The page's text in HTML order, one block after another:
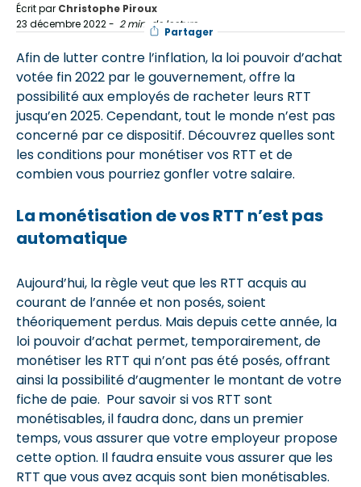
Écrit par Christophe Piroux
23 décembre 2022- 2 min. de lecture
Partager
Afin de lutter contre l’inflation, la loi pouvoir d’achat
votée fin 2022 par le gouvernement, offre la
possibilité aux employés de racheter leurs RTT
jusqu’en 2025. Cependant, tout le monde n’est pas
concerné par ce dispositif. Découvrez quelles sont
les conditions pour monétiser vos RTT et de
combien vous pourriez gonfler votre salaire.
La monétisation de vos RTT n’est pas
automatique
Aujourd’hui, la règle veut que les RTT acquis au
courant de l’année et non posés, soient
théoriquement perdus. Mais depuis cette année, la
loi pouvoir d’achat permet, temporairement, de
monétiser les RTT qui n’ont pas été posés, offrant
ainsi la possibilité d’augmenter le montant de votre
fiche de paie. Pour savoir si vos RTT sont
monétisables, il faudra donc, dans un premier
temps, vous assurer que votre employeur propose
cette option. Il faudra ensuite vous assurer que les
RTT que vous avez acquis sont bien monétisables.